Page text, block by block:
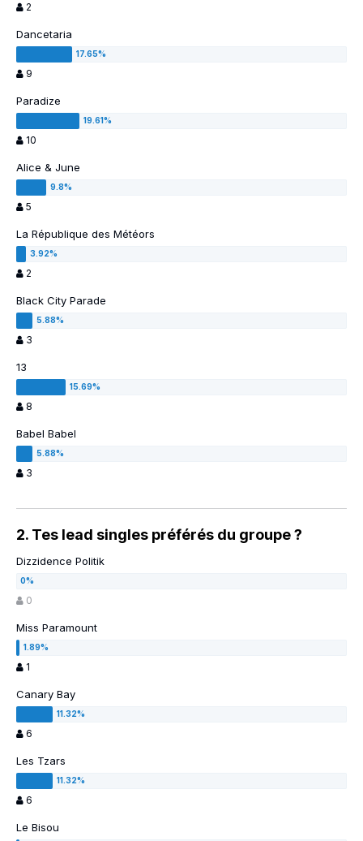
2
Dancetaria
9
Paradize
10
Alice & June
5
La République des Météors
2
Black City Parade
3
13
8
Babel Babel
3
2. Tes lead singles préférés du groupe ?
Dizzidence Politik
0
Miss Paramount
1
Canary Bay
6
Les Tzars
6
Le Bisou